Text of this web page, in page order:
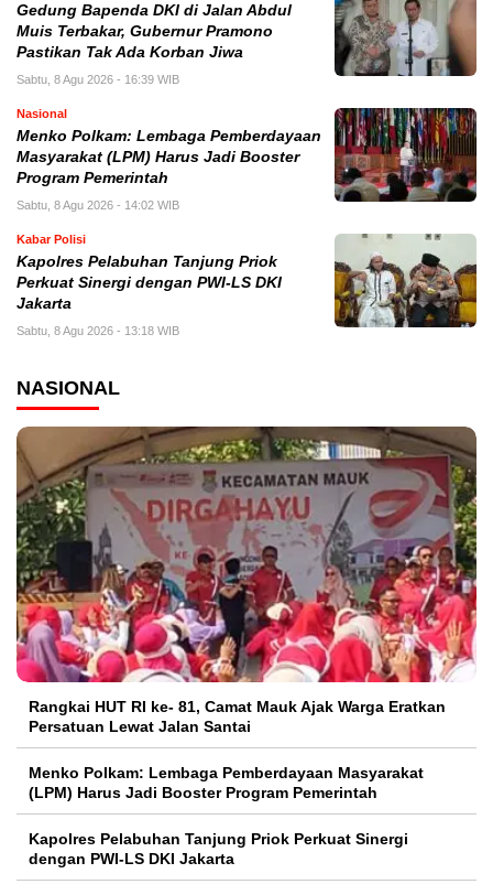
Gedung Bapenda DKI di Jalan Abdul
Muis Terbakar, Gubernur Pramono
Pastikan Tak Ada Korban Jiwa
Sabtu, 8 Agu 2026 - 16:39 WIB
Nasional
Menko Polkam: Lembaga Pemberdayaan
Masyarakat (LPM) Harus Jadi Booster
Program Pemerintah
Sabtu, 8 Agu 2026 - 14:02 WIB
Kabar Polisi
Kapolres Pelabuhan Tanjung Priok
Perkuat Sinergi dengan PWI-LS DKI
Jakarta
Sabtu, 8 Agu 2026 - 13:18 WIB
NASIONAL
Rangkai HUT RI ke- 81, Camat Mauk Ajak Warga Eratkan
Persatuan Lewat Jalan Santai
Menko Polkam: Lembaga Pemberdayaan Masyarakat
(LPM) Harus Jadi Booster Program Pemerintah
Kapolres Pelabuhan Tanjung Priok Perkuat Sinergi
dengan PWI-LS DKI Jakarta